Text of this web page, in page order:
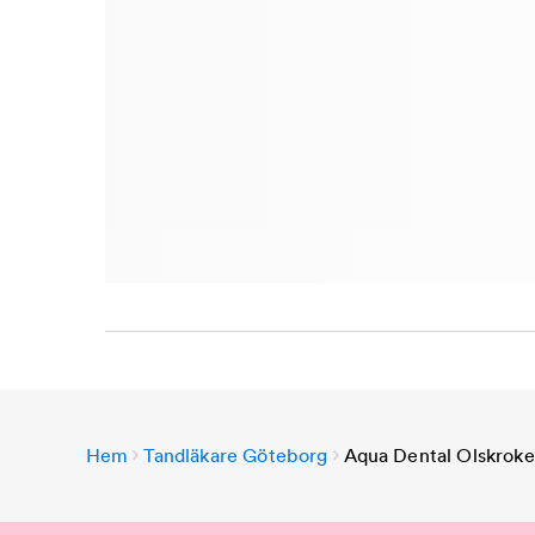
Hem Tandläkare Göteborg Aqua Dental